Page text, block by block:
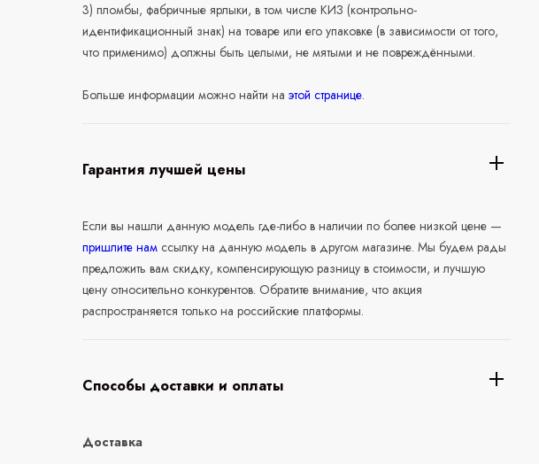
3) пломбы, фабричные ярлыки, в том числе КИЗ (контрольно-
идентификационный знак) на товаре или его упаковке (в зависимости от того,
что применимо) должны быть целыми, не мятыми и не повреждёнными.
Больше информации можно найти наэтой странице.
Гарантия лучшей цены
Если вы нашли данную модель где-либо в наличии по более низкой цене —
пришлите нам ссылку на данную модель в другом магазине. Мы будем рады
предложить вам скидку, компенсирующую разницу в стоимости, и лучшую
цену относительно конкурентов. Обратите внимание, что акция
распространяется только на российские платформы.
Способы доставки и оплаты
Доставка